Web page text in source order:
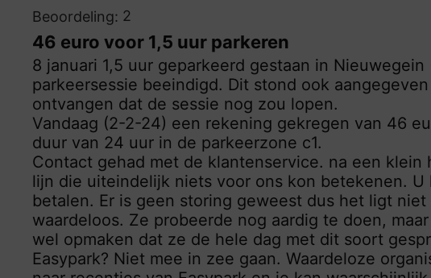
Beoordeling: 2
46 euro voor 1,5 uur parkeren
8 januari 1,5 uur geparkeerd gestaan in
parkeersessie beeindigd. Dit stond ook
ontvangen dat de sessie nog zou lopen.
Vandaag (2-2-24) een rekening gekregen van 46
duur van 24 uur in de parkeerzone c1.
Contact gehad met de klantenservice. na een klein
lijn die uiteindelijk niets voor ons kon betekenen. U
betalen. Er is geen storing geweest dus het ligt niet
waardeloos. Ze probeerde nog aardig te doen,
wel opmaken dat ze de hele dag met dit soort
Easypark? Niet mee in zee gaan. Waardeloze